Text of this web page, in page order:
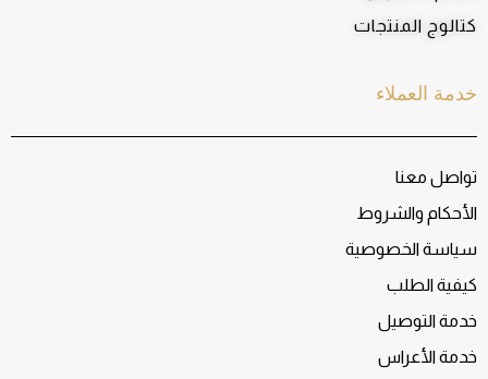
خدمة العملاء
تواصل معنا
الأحكام والشروط
سياسة الخصوصية
كيفية الطلب
خدمة التوصيل
خدمة الأعراس
كتالوج المنتجات